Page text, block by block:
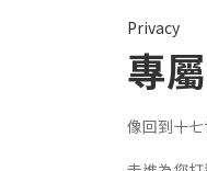
Privacy
專
像回到十